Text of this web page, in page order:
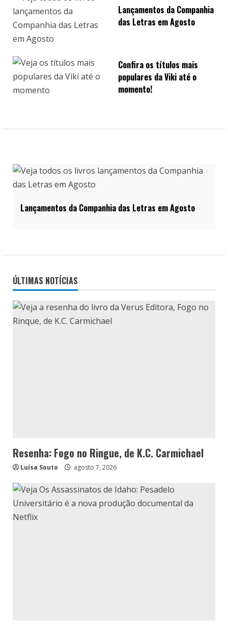
Lançamentos da Companhia
das Letras em Agosto
Confira os títulos mais
populares da Viki até o
momento!
Lançamentos da Companhia das Letras em Agosto
ÚLTIMAS NOTÍCIAS
Resenha: Fogo no Ringue, de K.C. Carmichael
Luísa Souto agosto 7, 2026